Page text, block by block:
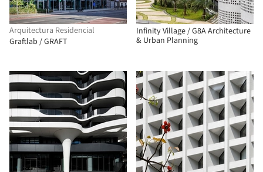
Arquitectura Residencial
Graftlab / GRAFT
Infinity Village / G8A Architecture
& Urban Planning